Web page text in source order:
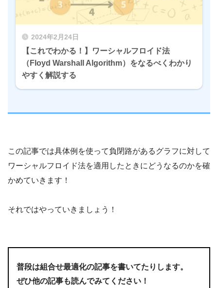
2024年2月24日
【これでわかる！】ワーシャルフロイド法
（Floyd Warshall Algorithm）をなるべくわかり
やすく解説する
この記事では具体例を使って負閉路があるグラフに対して
ワーシャルフロイド法を適用したときにどうなるのかを確
かめていきます！
それではやっていきましょう！
普段は組合せ最適化の記事を書いてたりします。
ぜひ他の記事も読んでみてください！